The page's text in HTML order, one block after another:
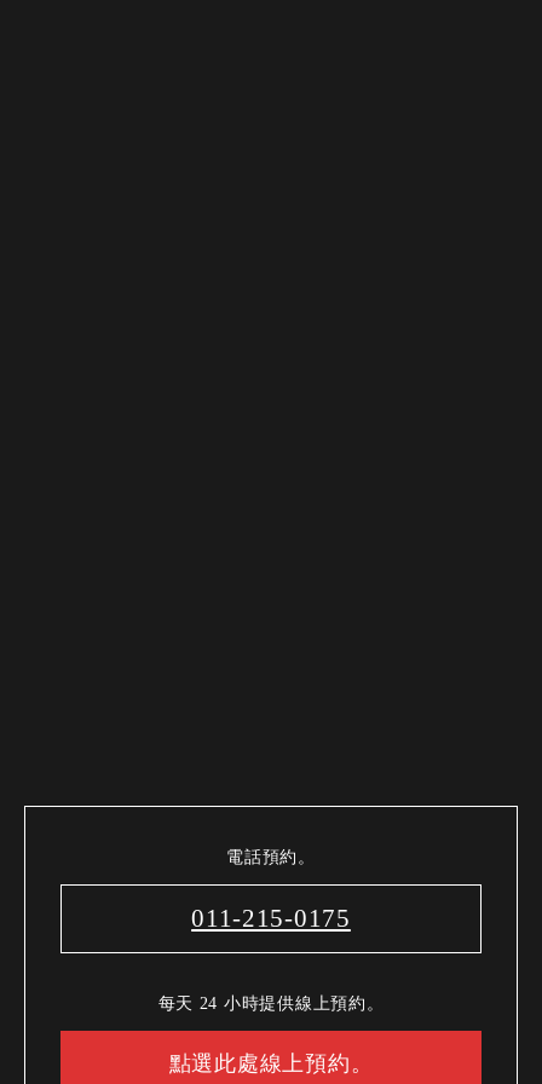
電話預約。
011-215-0175
每天 24 小時提供線上預約。
點選此處線上預約。